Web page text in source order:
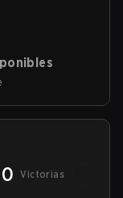
0 Victorias